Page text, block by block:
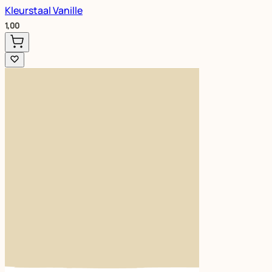
Kleurstaal Vanille
1,00